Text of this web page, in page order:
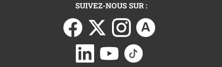
SUIVEZ-NOUS SUR :